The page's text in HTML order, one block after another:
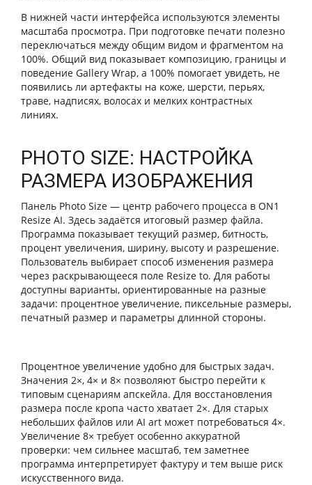
В нижней части интерфейса используются элементы
масштаба просмотра. При подготовке печати полезно
переключаться между общим видом и фрагментом на
100%. Общий вид показывает композицию, границы и
поведение Gallery Wrap, а 100% помогает увидеть, не
появились ли артефакты на коже, шерсти, перьях,
траве, надписях, волосах и мелких контрастных
линиях.
PHOTO SIZE: НАСТРОЙКА
РАЗМЕРА ИЗОБРАЖЕНИЯ
Панель Photo Size — центр рабочего процесса в ON1
Resize AI. Здесь задаётся итоговый размер файла.
Программа показывает текущий размер, битность,
процент увеличения, ширину, высоту и разрешение.
Пользователь выбирает способ изменения размера
через раскрывающееся поле Resize to. Для работы
доступны варианты, ориентированные на разные
задачи: процентное увеличение, пиксельные размеры,
печатный размер и параметры длинной стороны.
Процентное увеличение удобно для быстрых задач.
Значения 2×, 4× и 8× позволяют быстро перейти к
типовым сценариям апскейла. Для восстановления
размера после кропа часто хватает 2×. Для старых
небольших файлов или AI art может потребоваться 4×.
Увеличение 8× требует особенно аккуратной
проверки: чем сильнее масштаб, тем заметнее
программа интерпретирует фактуру и тем выше риск
искусственного вида.